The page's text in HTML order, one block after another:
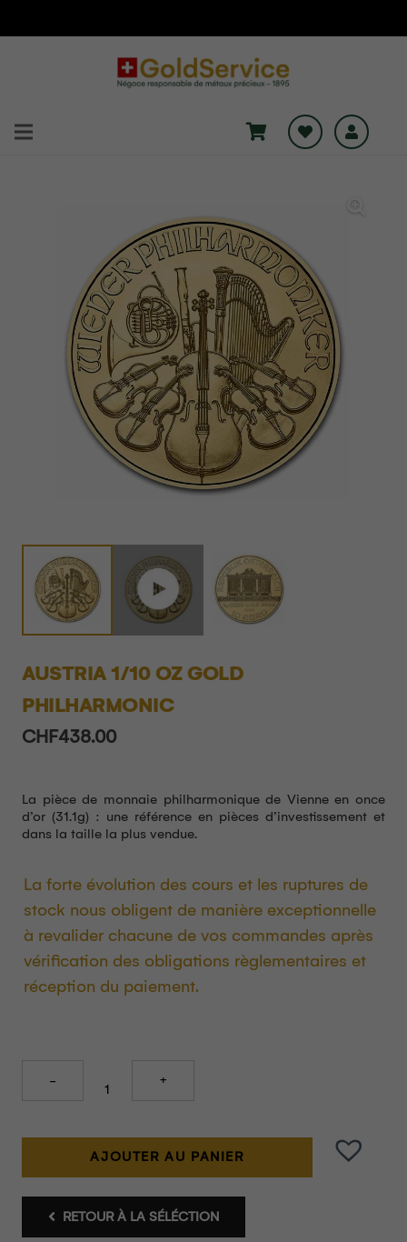
AUSTRIA 1/10 OZ GOLD
PHILHARMONIC
CHF438.00
La pièce de monnaie philharmonique de Vienne en once
d’or (31.1g) : une référence en pièces d’investissement et
dans la taille la plus vendue.
La forte évolution des cours et les ruptures de
stock nous obligent de manière exceptionnelle
à revalider chacune de vos commandes après
vérification des obligations règlementaires et
réception du paiement.
AJOUTER AU PANIER
RETOUR À LA SÉLÉCTION